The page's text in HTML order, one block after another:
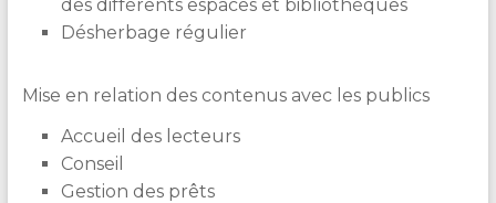
des différents espaces et bibliothèques
Désherbage régulier
Mise en relation des contenus avec les publics
Accueil des lecteurs
Conseil
Gestion des prêts